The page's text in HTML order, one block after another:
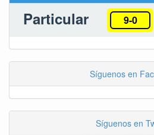
Particular 9-0
Síguenos en
Síguenos en